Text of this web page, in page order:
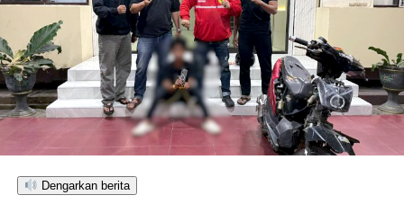
operasional, meliputi dua karung material batu galian,
dua buah pipa karbon, tiga mata bor jet hammer, serta
satu buah mangkuk plastik warna biru.
Selain menyegel lubang tambang dan mengamankan
barang bukti material serta alat pengolahan, petugas
turut menempelkan surat imbauan tertulis di sekitar
yang berlangsung.
Dengarkan berita